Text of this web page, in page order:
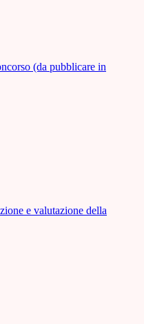
(da pubblicare in
e valutazione della